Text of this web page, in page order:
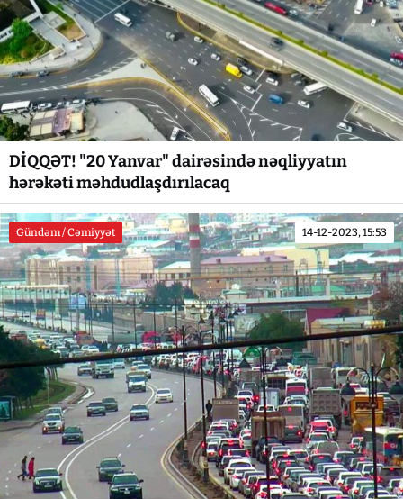
DİQQƏT! "20 Yanvar" dairəsində nəqliyyatın
hərəkəti məhdudlaşdırılacaq
Gündəm / Cəmiyyət 14-12-2023, 15:53